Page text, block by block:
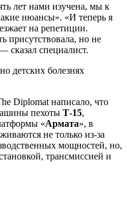
лет нами изучена, мы к
нюансы». «И теперь я
на репетиции.
присутствовала, но не
специалист.
детских болезнях
Diplomat написало, что
пехоты Т-15,
«Армата», в
не только из-за
мощностей, но,
трансмиссией и